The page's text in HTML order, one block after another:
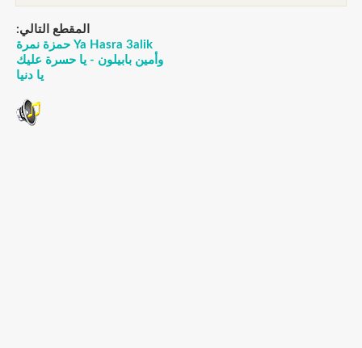
المقطع التالي:
Ya Hasra 3alik حمزة نمرة
وأمين بابيلون - يا حسرة عليك
يا دنيا